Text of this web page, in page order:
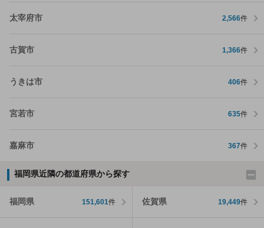
太宰府市 2,566件
古賀市 1,366件
うきは市 406件
宮若市 635件
嘉麻市 367件
福岡県近隣の都道府県から探す
福岡県 151,601件 佐賀県 19,449件